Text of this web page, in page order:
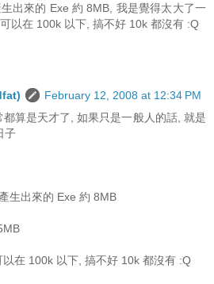
出來的 Exe 約 8MB, 我是覺得太大了一
以在 100k 以下, 搞不好 10k 都沒有 :Q
February 12, 2008 at 12:34 PM
算是天才了, 如果只是一般人的話, 就是
子
生出來的 Exe 約 8MB
在 100k 以下, 搞不好 10k 都沒有 :Q